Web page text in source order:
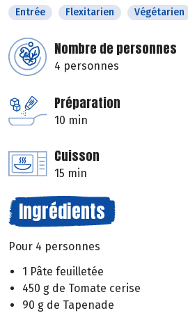
Entrée Flexitarien Végétarien
Nombre de personnes
4 personnes
Préparation
10 min
Cuisson
15 min
Ingrédients
Pour 4 personnes
1 Pâte feuilletée
450 g de Tomate cerise
90 g de Tapenade